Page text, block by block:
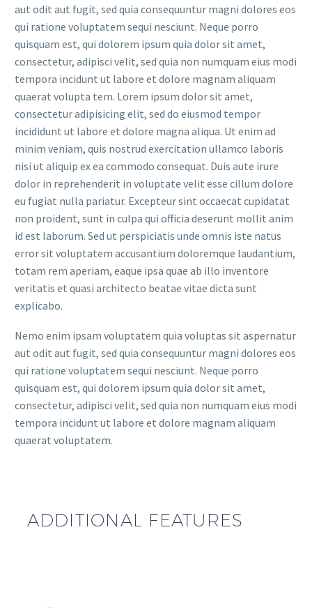
aut odit aut fugit, sed quia consequuntur magni dolores eos
qui ratione voluptatem sequi nesciunt. Neque porro
quisquam est, qui dolorem ipsum quia dolor sit amet,
consectetur, adipisci velit, sed quia non numquam eius modi
tempora incidunt ut labore et dolore magnam aliquam
quaerat volupta tem. Lorem ipsum dolor sit amet,
consectetur adipisicing elit, sed do eiusmod tempor
incididunt ut labore et dolore magna aliqua. Ut enim ad
minim veniam, quis nostrud exercitation ullamco laboris
nisi ut aliquip ex ea commodo consequat. Duis aute irure
dolor in reprehenderit in voluptate velit esse cillum dolore
eu fugiat nulla pariatur. Excepteur sint occaecat cupidatat
non proident, sunt in culpa qui officia deserunt mollit anim
id est laborum. Sed ut perspiciatis unde omnis iste natus
error sit voluptatem accusantium doloremque laudantium,
totam rem aperiam, eaque ipsa quae ab illo inventore
veritatis et quasi architecto beatae vitae dicta sunt
explicabo.
Nemo enim ipsam voluptatem quia voluptas sit aspernatur
aut odit aut fugit, sed quia consequuntur magni dolores eos
qui ratione voluptatem sequi nesciunt. Neque porro
quisquam est, qui dolorem ipsum quia dolor sit amet,
consectetur, adipisci velit, sed quia non numquam eius modi
tempora incidunt ut labore et dolore magnam aliquam
quaerat voluptatem.
ADDITIONAL FEATURES